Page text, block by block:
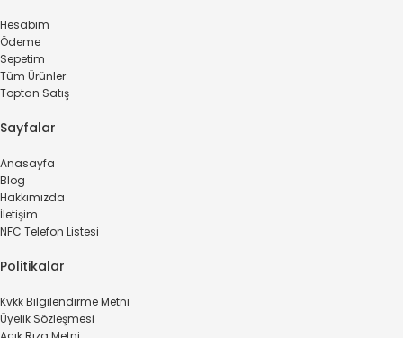
Hesabım
Ödeme
Sepetim
Tüm Ürünler
Toptan Satış
Sayfalar
Anasayfa
Blog
Hakkımızda
İletişim
NFC Telefon Listesi
Politikalar
Kvkk Bilgilendirme Metni
Üyelik Sözleşmesi